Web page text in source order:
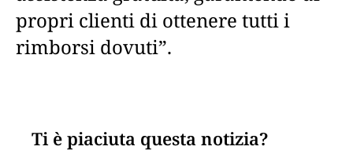
propri clienti di ottenere tutti i
rimborsi dovuti”.
Ti è piaciuta questa notizia?